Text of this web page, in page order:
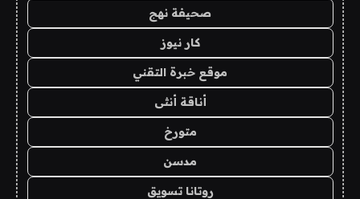
صحيفة نهج
كار نيوز
موقع خبرة التقني
أناقة أنثى
متورخ
مدسن
روتانا تسويق